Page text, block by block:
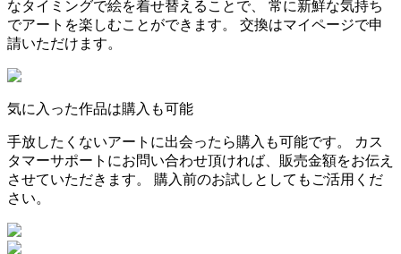
なタイミングで絵を着せ替えることで、 常に新鮮な気持ち
でアートを楽しむことができます。 交換はマイページで申
請いただけます。
気に入った作品は購入も可能
手放したくないアートに出会ったら購入も可能です。 カス
タマーサポートにお問い合わせ頂ければ、販売金額をお伝え
させていただきます。 購入前のお試しとしてもご活用くだ
さい。